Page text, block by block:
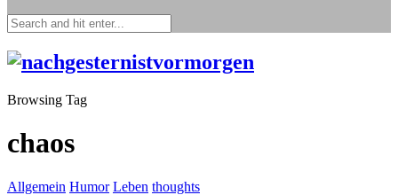
Browsing Tag
chaos
Allgemein Humor Leben thoughts